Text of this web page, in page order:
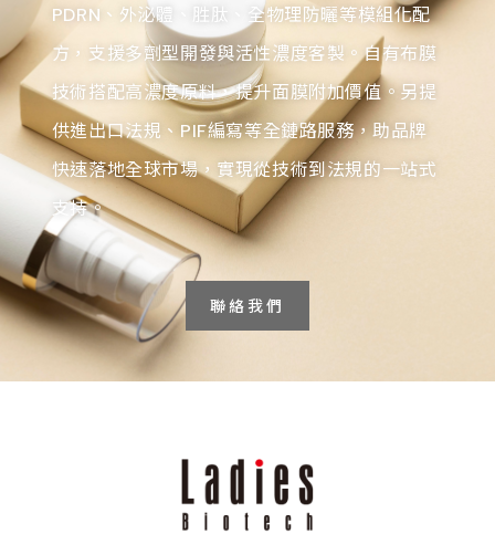
PDRN、外泌體、胜肽、全物理防曬等模組化配
方，支援多劑型開發與活性濃度客製。自有布膜
技術搭配高濃度原料，提升面膜附加價值。另提
供進出口法規、PIF編寫等全鏈路服務，助品牌
快速落地全球市場，實現從技術到法規的一站式
支持。
聯絡我們